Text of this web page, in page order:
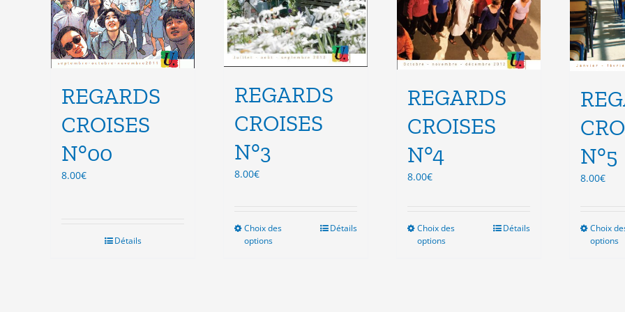
du
produit
du
produit
du
produit
REGARDS
CROISES
N°00
8.00€
Détails
REGARDS
CROISES
N°3
8.00€
Choix des
options
Détails
REGARDS
CROISES
N°4
8.00€
Choix des
options
Détails
N°5
8.00€
Choix
options